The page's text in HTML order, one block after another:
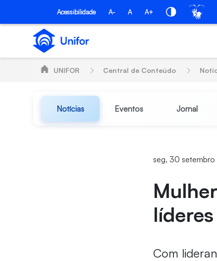
Pular para o Conteúdo principal
Acessibilidade A- A A+
UNIFOR Central de Conteúdo
Notícias Eventos Jornal
seg, 30 setembro
Com